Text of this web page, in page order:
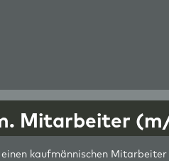
Mitarbeiter
einen kaufmännischen